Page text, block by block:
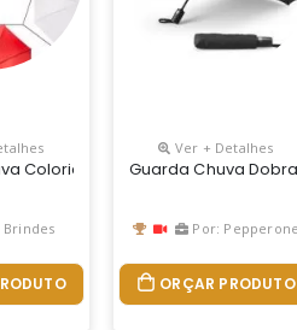
Em 3 Seções. Fornecido Em
Colorido Com Tecido De Nylon E
Ver + Detalhes
Guarda Chuva
Por: Pepperone
ORÇAR PRODUTO